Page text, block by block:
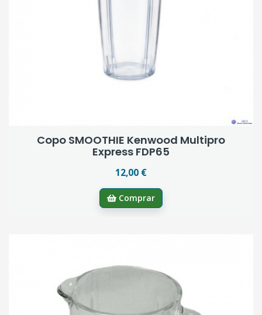
Copo SMOOTHIE Kenwood Multipro
Express FDP65
12,00 €
Comprar